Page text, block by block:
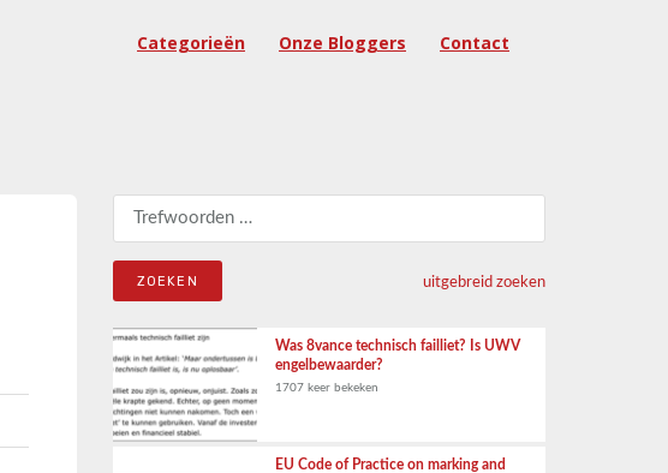
Categorieën Onze Bloggers Contact
Zoeken naar:
uitgebreid zoeken
Was 8vance technisch failliet? Is UWV
engelbewaarder?
1707 keer bekeken
EU Code of Practice on marking and